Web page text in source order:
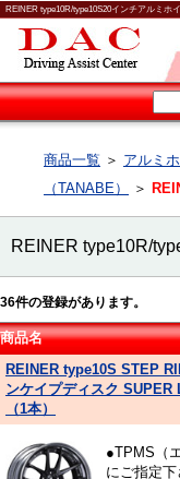
REINER type10R/type10S20インチアルミホ
商品一覧 ＞ アルミ
（TANABE）
＞
REINER type10R/
36件の登録があります。
商品名
REINER type10S STEP
ンケイプディスク SUPER
（1本）
●TPMS（
にご指定